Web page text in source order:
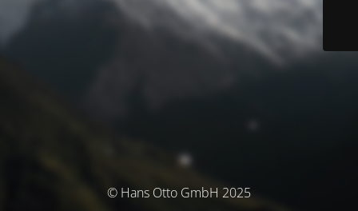
© Hans Otto GmbH 2025